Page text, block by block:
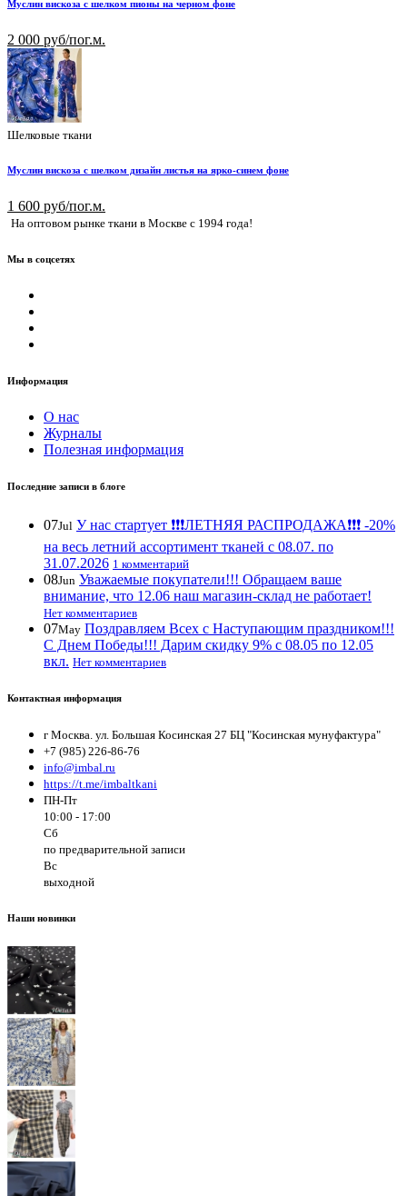
Муслин вискоза с шелком пионы на черном фоне
2 000 руб/пог.м.
Шелковые ткани
Муслин вискоза с шелком дизайн листья на ярко-синем фоне
1 600 руб/пог.м.
На оптовом рынке ткани в Москве с 1994 года!
Мы в соцсетях
Информация
О нас
Журналы
Полезная информация
Последние записи в блоге
07Jul У нас стартует ❗️❗️❗️ЛЕТНЯЯ РАСПРОДАЖА❗️❗️❗️ -20%
на весь летний ассортимент тканей с 08.07. по
31.07.2026 1 комментарий
08Jun Уважаемые покупатели!!! Обращаем ваше
внимание, что 12.06 наш магазин-склад не работает!
Нет комментариев
07May Поздравляем Всех с Наступающим праздником!!!
С Днем Победы!!! Дарим скидку 9% с 08.05 по 12.05
вкл. Нет комментариев
Контактная информация
г Москва. ул. Большая Косинская 27 БЦ "Косинская мунуфактура"
+7 (985) 226-86-76
info@imbal.ru
https://t.me/imbaltkani
ПН-Пт
10:00 - 17:00
Сб
по предварительной записи
Вс
выходной
Наши новинки